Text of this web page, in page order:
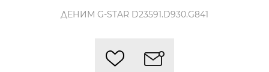
ДЕНИМ G-STAR D23591.D930.G841